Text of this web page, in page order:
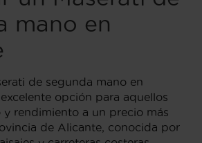
mano en
de segunda mano en
opción para aquellos
y rendimiento a un precio más
de Alicante, conocida por